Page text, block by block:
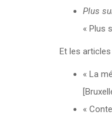
Plus
« Plus
Et les articles
« La
«